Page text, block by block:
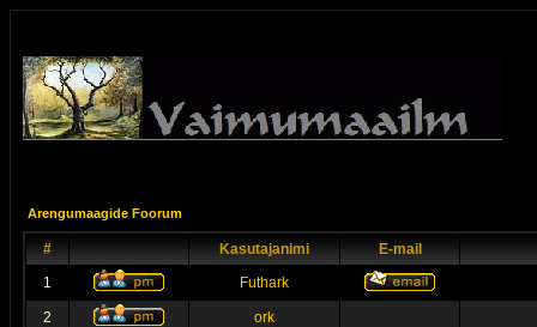
Arengumaagide Foorum
# Kasutajanimi
E-mail
1
Futhark
2 ork